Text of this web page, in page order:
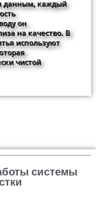
данным, каждый
он
на качество. В
используют
чистой
системы